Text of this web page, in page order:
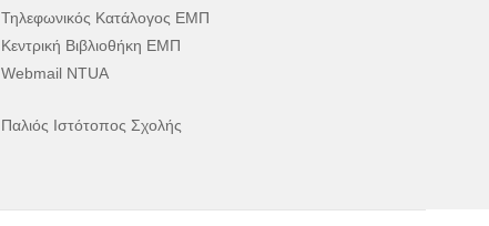
Τηλεφωνικός Κατάλογος ΕΜΠ
Κεντρική Βιβλιοθήκη ΕΜΠ
Webmail NTUA
Παλιός Ιστότοπος Σχολής